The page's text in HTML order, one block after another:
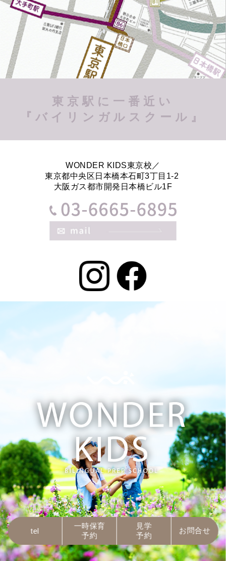
東京駅に一番近い
『バイリンガルスクール』
WONDER KIDS東京校／
東京都中央区日本橋本石町3丁目1-2
大阪ガス都市開発日本橋ビル1F
tel
一時保育
予約
見学
予約
お問合せ